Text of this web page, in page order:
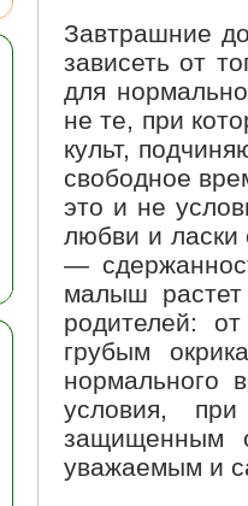
Завтрашние
зависеть от
для
не те, при
культ,
свободное
это и не
любви и
—
малыш
родителей:
грубым
нормального
условия,
защищенным
уважаемым и